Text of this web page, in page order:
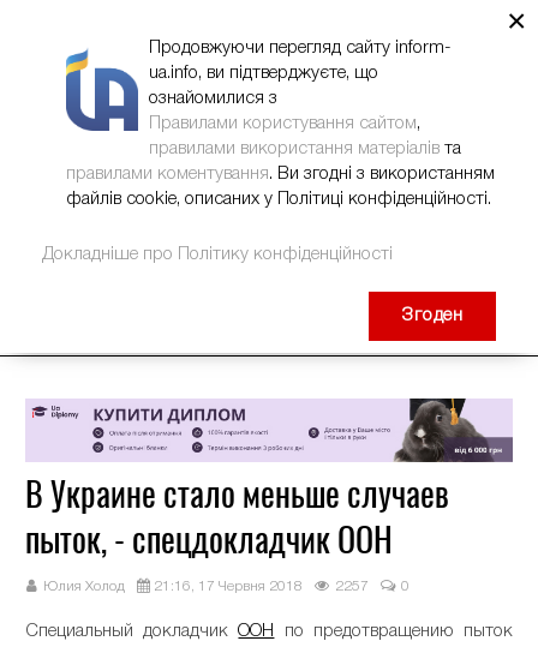
В Украине стало меньше случаев
пыток, - спецдокладчик ООН
Юлия Холод 21:16, 17 Червня 2018 2257 0
Специальный докладчикООН
по предотвращению пыток
×
Продовжуючи перегляд сайту inform-
ua.info, ви підтверджуєте, що
ознайомилися з
Правилами користування сайтом,
правилами використання матеріалів та
правилами коментування. Ви згодні з використанням
файлів cookie, описаних у Політиці конфіденційності.
Докладніше про Політику конфіденційності
Згоден